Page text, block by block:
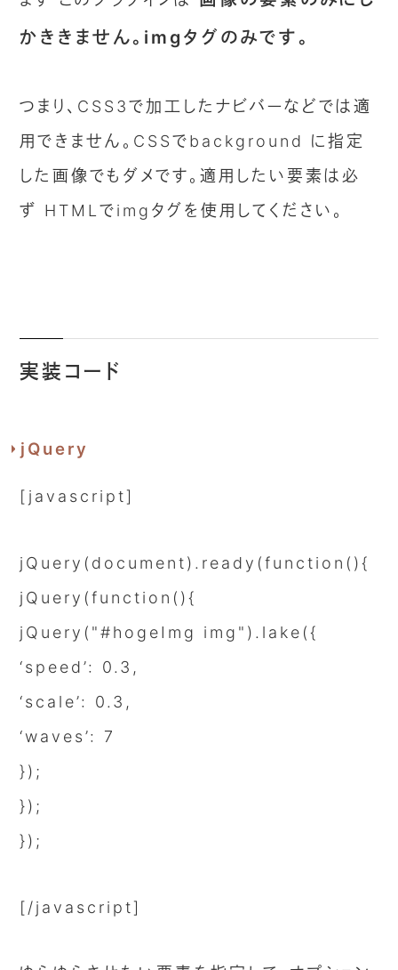
かききません。imgタグのみです。
つまり、CSS3で加工したナビバーなどでは適
用できません。CSSでbackground に指定
した画像でもダメです。適用したい要素は必
ず HTMLでimgタグを使用してください。
実装コード
jQuery
[javascript]
jQuery(document).ready(function(){
jQuery(function(){
jQuery("#hogeImg img").lake({
‘speed’: 0.3,
‘scale’: 0.3,
‘waves’: 7
});
});
});
[/javascript]